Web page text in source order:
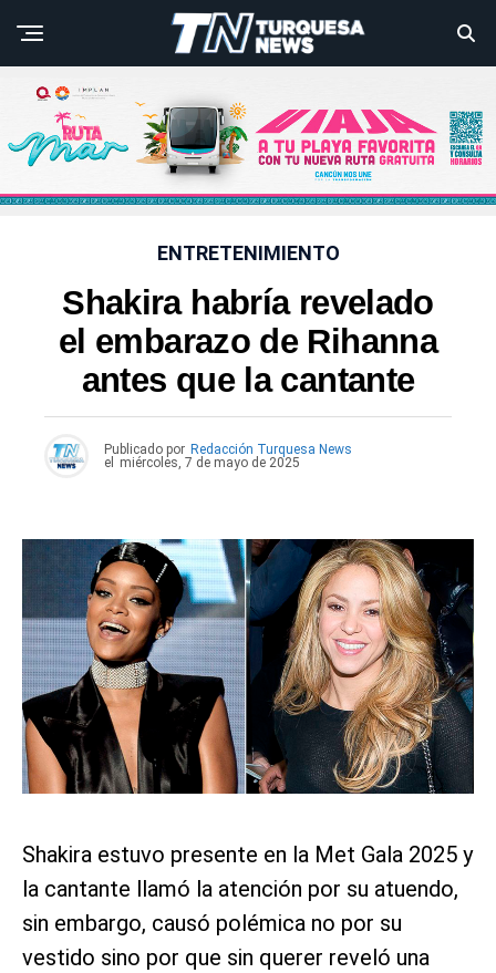
ENTRETENIMIENTO
Shakira habría revelado
el embarazo de Rihanna
antes que la cantante
Publicado por Redacción Turquesa News
el
miércoles, 7 de mayo de 2025
Shakira estuvo presente en la Met Gala 2025 y
la cantante llamó la atención por su atuendo,
sin embargo, causó polémica no por su
vestido sino por que sin querer reveló una